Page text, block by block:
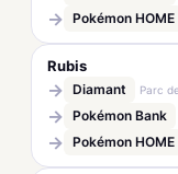
→ Pokémon HOME
Rubis
→ Diamant Parc
→ Pokémon Bank
→ Pokémon HOME